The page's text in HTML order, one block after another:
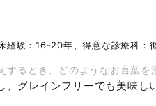
経験：16-20年、得意な診療科：
するとき、どのようなお言葉を
、グレインフリーでも美味